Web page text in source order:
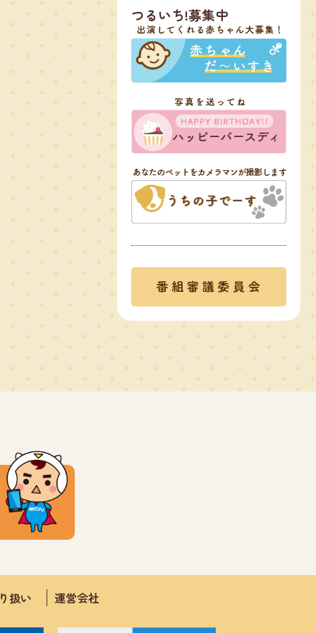
つるいち!募集中
扱い 運営会社